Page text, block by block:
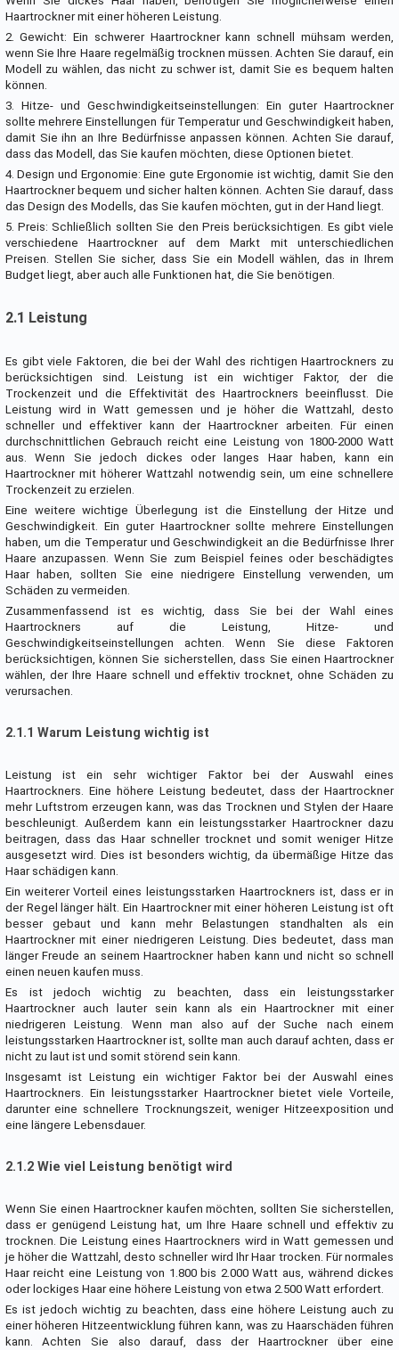
Haartrockner mit einer höheren Leistung.
2. Gewicht: Ein schwerer Haartrockner kann schnell mühsam werden,
wenn Sie Ihre Haare regelmäßig trocknen müssen. Achten Sie darauf, ein
Modell zu wählen, das nicht zu schwer ist, damit Sie es bequem halten
können.
3. Hitze- und Geschwindigkeitseinstellungen: Ein guter Haartrockner
sollte mehrere Einstellungen für Temperatur und Geschwindigkeit haben,
damit Sie ihn an Ihre Bedürfnisse anpassen können. Achten Sie darauf,
dass das Modell, das Sie kaufen möchten, diese Optionen bietet.
4. Design und Ergonomie: Eine gute Ergonomie ist wichtig, damit Sie den
Haartrockner bequem und sicher halten können. Achten Sie darauf, dass
das Design des Modells, das Sie kaufen möchten, gut in der Hand liegt.
5. Preis: Schließlich sollten Sie den Preis berücksichtigen. Es gibt viele
verschiedene Haartrockner auf dem Markt mit unterschiedlichen
Preisen. Stellen Sie sicher, dass Sie ein Modell wählen, das in Ihrem
Budget liegt, aber auch alle Funktionen hat, die Sie benötigen.
2.1 Leistung
Es gibt viele Faktoren, die bei der Wahl des richtigen Haartrockners zu
berücksichtigen sind. Leistung ist ein wichtiger Faktor, der die
Trockenzeit und die Effektivität des Haartrockners beeinflusst. Die
Leistung wird in Watt gemessen und je höher die Wattzahl, desto
schneller und effektiver kann der Haartrockner arbeiten. Für einen
durchschnittlichen Gebrauch reicht eine Leistung von 1800-2000 Watt
aus. Wenn Sie jedoch dickes oder langes Haar haben, kann ein
Haartrockner mit höherer Wattzahl notwendig sein, um eine schnellere
Trockenzeit zu erzielen.
Eine weitere wichtige Überlegung ist die Einstellung der Hitze und
Geschwindigkeit. Ein guter Haartrockner sollte mehrere Einstellungen
haben, um die Temperatur und Geschwindigkeit an die Bedürfnisse Ihrer
Haare anzupassen. Wenn Sie zum Beispiel feines oder beschädigtes
Haar haben, sollten Sie eine niedrigere Einstellung verwenden, um
Schäden zu vermeiden.
Zusammenfassend ist es wichtig, dass Sie bei der Wahl eines
Haartrockners auf die Leistung, Hitze- und
Geschwindigkeitseinstellungen achten. Wenn Sie diese Faktoren
berücksichtigen, können Sie sicherstellen, dass Sie einen Haartrockner
wählen, der Ihre Haare schnell und effektiv trocknet, ohne Schäden zu
verursachen.
2.1.1 Warum Leistung wichtig ist
Leistung ist ein sehr wichtiger Faktor bei der Auswahl eines
Haartrockners. Eine höhere Leistung bedeutet, dass der Haartrockner
mehr Luftstrom erzeugen kann, was das Trocknen und Stylen der Haare
beschleunigt. Außerdem kann ein leistungsstarker Haartrockner dazu
beitragen, dass das Haar schneller trocknet und somit weniger Hitze
ausgesetzt wird. Dies ist besonders wichtig, da übermäßige Hitze das
Haar schädigen kann.
Ein weiterer Vorteil eines leistungsstarken Haartrockners ist, dass er in
der Regel länger hält. Ein Haartrockner mit einer höheren Leistung ist oft
besser gebaut und kann mehr Belastungen standhalten als ein
Haartrockner mit einer niedrigeren Leistung. Dies bedeutet, dass man
länger Freude an seinem Haartrockner haben kann und nicht so schnell
einen neuen kaufen muss.
Es ist jedoch wichtig zu beachten, dass ein leistungsstarker
Haartrockner auch lauter sein kann als ein Haartrockner mit einer
niedrigeren Leistung. Wenn man also auf der Suche nach einem
leistungsstarken Haartrockner ist, sollte man auch darauf achten, dass er
nicht zu laut ist und somit störend sein kann.
Insgesamt ist Leistung ein wichtiger Faktor bei der Auswahl eines
Haartrockners. Ein leistungsstarker Haartrockner bietet viele Vorteile,
darunter eine schnellere Trocknungszeit, weniger Hitzeexposition und
eine längere Lebensdauer.
2.1.2 Wie viel Leistung benötigt wird
Wenn Sie einen Haartrockner kaufen möchten, sollten Sie sicherstellen,
dass er genügend Leistung hat, um Ihre Haare schnell und effektiv zu
trocknen. Die Leistung eines Haartrockners wird in Watt gemessen und
je höher die Wattzahl, desto schneller wird Ihr Haar trocken. Für normales
Haar reicht eine Leistung von 1.800 bis 2.000 Watt aus, während dickes
oder lockiges Haar eine höhere Leistung von etwa 2.500 Watt erfordert.
Es ist jedoch wichtig zu beachten, dass eine höhere Leistung auch zu
einer höheren Hitzeentwicklung führen kann, was zu Haarschäden führen
kann. Achten Sie also darauf, dass der Haartrockner über eine